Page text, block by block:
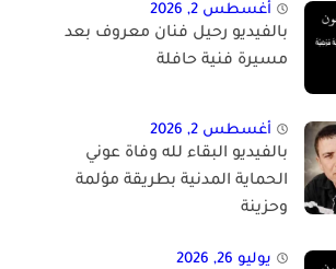
أغسطس 2, 2026
بالفيديو رحيل فنان معروف بعد
مسيرة فنية حافلة
أغسطس 2, 2026
بالفيديو البقاء لله وفاة عوني
الحماية المدنية بطريقة مؤلمة
وحزينة
يوليو 26, 2026